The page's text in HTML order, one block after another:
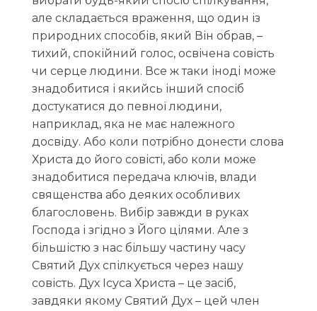
але складається враження, що один із
природних способів, який Він обрав, –
тихий, спокійний голос, освічена совість
чи серце людини. Все ж таки іноді може
знадобитися і якийсь інший спосіб
достукатися до певної людини,
наприклад, яка не має належного
досвіду. Або коли потрібно донести слова
Христа до його совісті, або коли може
знадобитися передача ключів, влади
священства або деяких особливих
благословень. Вибір завжди в руках
Господа і згідно з Його цілями. Але з
більшістю з нас більшу частину часу
Святий Дух спілкується через нашу
совість. Дух Ісуса Христа – це засіб,
завдяки якому Святий Дух – цей член